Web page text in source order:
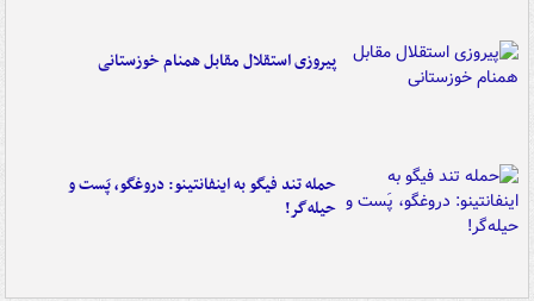
پیروزی استقلال مقابل همنام خوزستانی
حمله تند فیگو به اینفانتینو: دروغگو، پَست‌ و
حیله‌گر!